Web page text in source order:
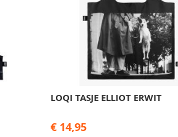
LOQI TASJE ELLIOT ERWIT
€ 14,95